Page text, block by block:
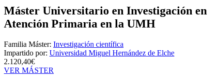
Máster Universitario en Investigación en
Atención Primaria en la UMH
Familia Máster: Investigación científica
Impartido por: Universidad Miguel Hernández de Elche
2.120,40€
VER MÁSTER